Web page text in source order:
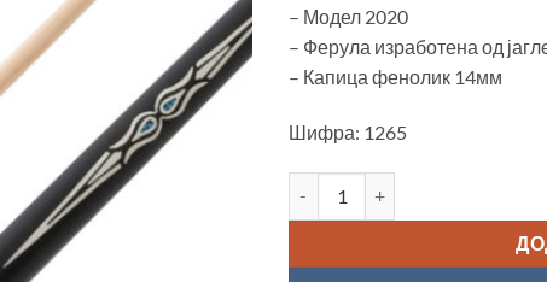
– Модел 2020
– Ферула изработена од
– Капица фенолик 14мм
Шифра: 1265